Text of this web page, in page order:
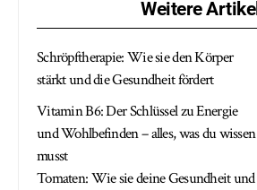
Weitere Artikel
Schröpftherapie: Wie sie den Körper
stärkt und die Gesundheit fördert
Vitamin B6: Der Schlüssel zu Energie
und Wohlbefinden – alles, was du wissen
musst
Tomaten: Wie sie deine Gesundheit und